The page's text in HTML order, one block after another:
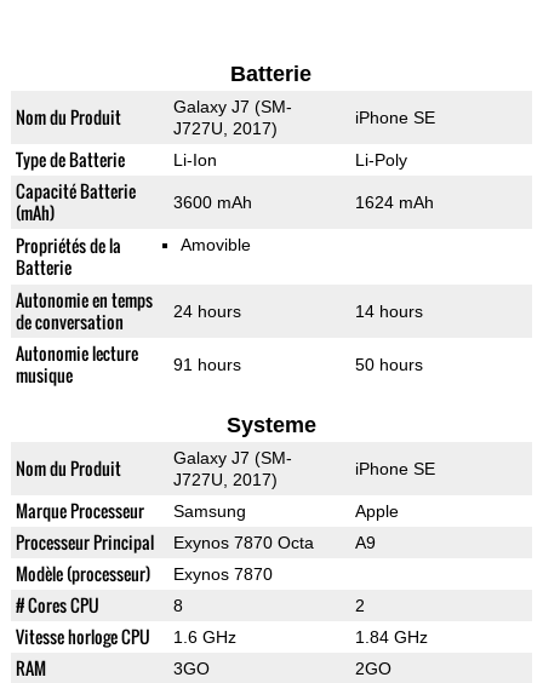
Batterie
Nom du Produit
Galaxy J7 (SM-
J727U, 2017)
iPhone SE
Type de Batterie Li-Ion Li-Poly
Capacité Batterie
(mAh)
3600 mAh 1624 mAh
Propriétés de la
Batterie
Amovible
Autonomie en temps
de conversation
24 hours 14 hours
Autonomie lecture
musique
91 hours 50 hours
Systeme
Nom du Produit
Galaxy J7 (SM-
J727U, 2017)
iPhone SE
Marque Processeur Samsung Apple
Processeur Principal Exynos 7870 Octa A9
Modèle (processeur) Exynos 7870
# Cores CPU 8 2
Vitesse horloge CPU 1.6 GHz 1.84 GHz
RAM 3GO 2GO